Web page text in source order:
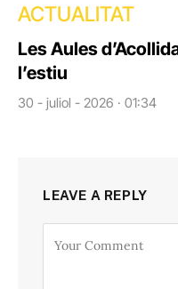
ACTUALITAT
Les Aules
l’estiu
30 - juliol - 2026 · 01:34
LEAVE A REPLY